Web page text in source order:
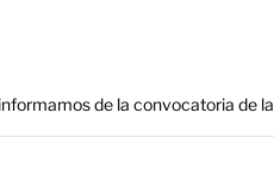
de la convocatoria de